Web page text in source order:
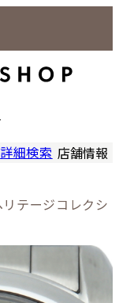
詳細検索 店舗情報
LIPS 札
LIPS 通信
テージコレクシ